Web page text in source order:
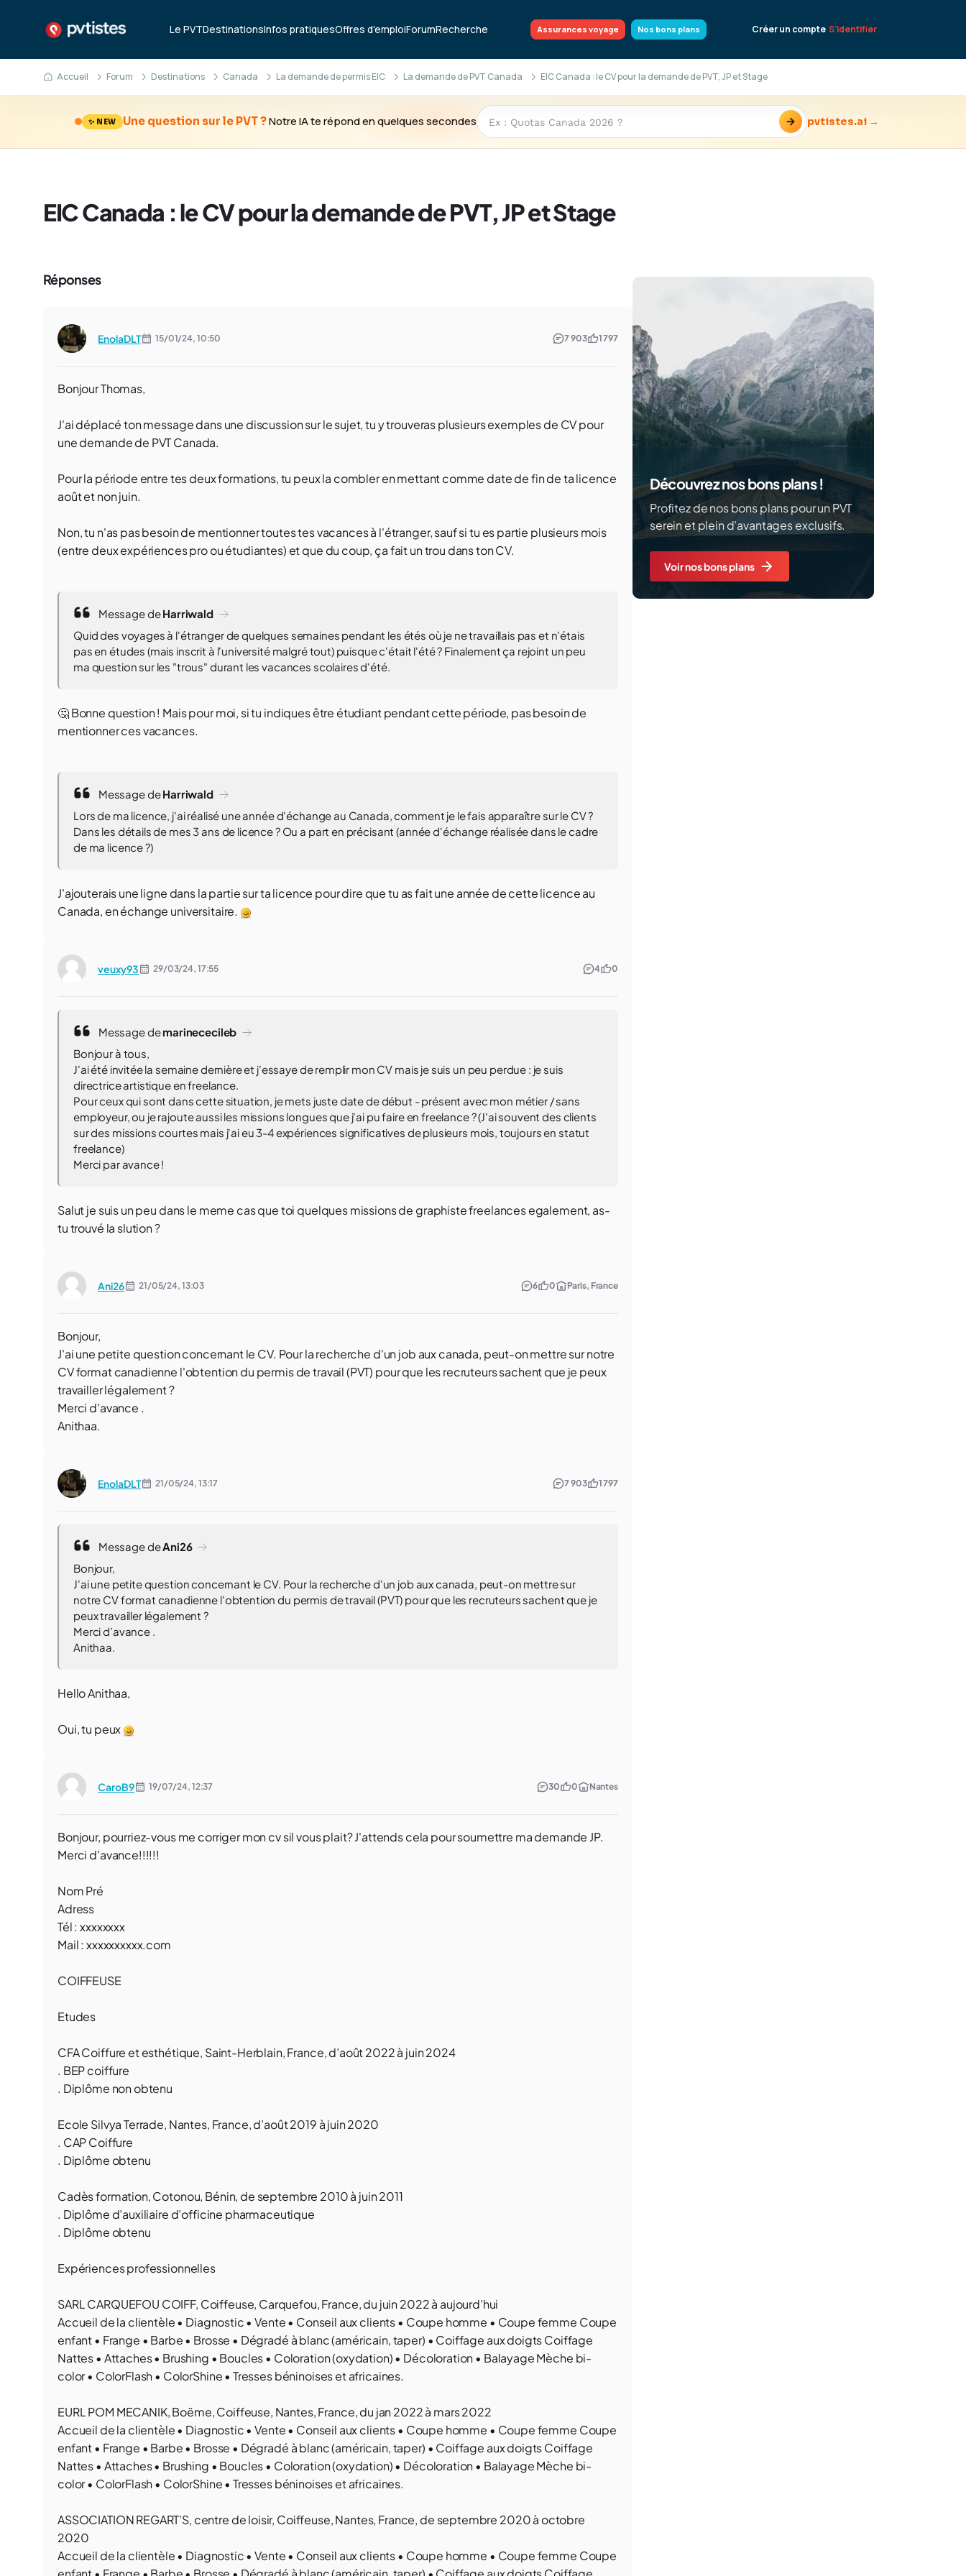
Le PVTDestinationsInfos pratiquesOffres d'emploiForumRecherche Assurances voyage Nos bons plans Créer un compte S'identifier
Accueil Forum Destinations Canada La demande de permis EIC La demande de PVT Canada EIC Canada : le CV pour la demande de PVT, JP et Stage
✨ NEW Une question sur le PVT ?Notre IA te répond en quelques secondes → pvtistes.ai →
EIC Canada : le CV pour la demande de PVT, JP et Stage
Réponses
EnolaDLT 15/01/24, 10:50 7 903 1 797
Bonjour Thomas,
J'ai déplacé ton message dans une discussion sur le sujet, tu y trouveras plusieurs exemples de CV pour
une demande de PVT Canada.
Pour la période entre tes deux formations, tu peux la combler en mettant comme date de fin de ta licence
août et non juin.
Non, tu n'as pas besoin de mentionner toutes tes vacances à l'étranger, sauf si tu es partie plusieurs mois
(entre deux expériences pro ou étudiantes) et que du coup, ça fait un trou dans ton CV.
Message deHarriwald
Quid des voyages à l'étranger de quelques semaines pendant les étés où je ne travaillais pas et n'étais
pas en études (mais inscrit à l'université malgré tout) puisque c'était l'été ? Finalement ça rejoint un peu
ma question sur les "trous" durant les vacances scolaires d'été.
🤔 Bonne question ! Mais pour moi, si tu indiques être étudiant pendant cette période, pas besoin de
mentionner ces vacances.
Message deHarriwald
Lors de ma licence, j'ai réalisé une année d'échange au Canada, comment je le fais apparaître sur le CV ?
Dans les détails de mes 3 ans de licence ? Ou a part en précisant (année d'échange réalisée dans le cadre
de ma licence ?)
J'ajouterais une ligne dans la partie sur ta licence pour dire que tu as fait une année de cette licence au
Canada, en échange universitaire.
veuxy93 29/03/24, 17:55 4 0
Message demarinececileb
Bonjour à tous,
J'ai été invitée la semaine dernière et j'essaye de remplir mon CV mais je suis un peu perdue : je suis
directrice artistique en freelance.
Pour ceux qui sont dans cette situation, je mets juste date de début - présent avec mon métier / sans
employeur, ou je rajoute aussi les missions longues que j'ai pu faire en freelance ? (J'ai souvent des clients
sur des missions courtes mais j'ai eu 3-4 expériences significatives de plusieurs mois, toujours en statut
freelance)
Merci par avance !
Salut je suis un peu dans le meme cas que toi quelques missions de graphiste freelances egalement, as-
tu trouvé la slution ?
Ani26 21/05/24, 13:03 6 0 Paris, France
Bonjour,
J'ai une petite question concernant le CV. Pour la recherche d'un job aux canada, peut-on mettre sur notre
CV format canadienne l'obtention du permis de travail (PVT) pour que les recruteurs sachent que je peux
travailler légalement ?
Merci d'avance .
Anithaa.
EnolaDLT 21/05/24, 13:17 7 903 1 797
Message deAni26
Bonjour,
J'ai une petite question concernant le CV. Pour la recherche d'un job aux canada, peut-on mettre sur
notre CV format canadienne l'obtention du permis de travail (PVT) pour que les recruteurs sachent que je
peux travailler légalement ?
Merci d'avance .
Anithaa.
Hello Anithaa,
Oui, tu peux
CaroB9 19/07/24, 12:37 30 0 Nantes
Bonjour, pourriez-vous me corriger mon cv sil vous plait? J'attends cela pour soumettre ma demande JP.
Merci d'avance!!!!!!
Nom Pré
Adress
Tél : xxxxxxxx
Mail : xxxxxxxxxx.com
COIFFEUSE
Etudes
CFA Coiffure et esthétique, Saint-Herblain, France, d’août 2022 à juin 2024
. BEP coiffure
. Diplôme non obtenu
Ecole Silvya Terrade, Nantes, France, d’août 2019 à juin 2020
. CAP Coiffure
. Diplôme obtenu
Cadès formation, Cotonou, Bénin, de septembre 2010 à juin 2011
. Diplôme d’auxiliaire d’officine pharmaceutique
. Diplôme obtenu
Expériences professionnelles
SARL CARQUEFOU COIFF, Coiffeuse, Carquefou, France, du juin 2022 à aujourd’hui
Accueil de la clientèle • Diagnostic • Vente • Conseil aux clients • Coupe homme • Coupe femme Coupe
enfant • Frange • Barbe • Brosse • Dégradé à blanc (américain, taper) • Coiffage aux doigts Coiffage
Nattes • Attaches • Brushing • Boucles • Coloration (oxydation) • Décoloration • Balayage Mèche bi-
color • ColorFlash • ColorShine • Tresses béninoises et africaines.
EURL POM MECANIK, Boëme, Coiffeuse, Nantes, France, du jan 2022 à mars 2022
Accueil de la clientèle • Diagnostic • Vente • Conseil aux clients • Coupe homme • Coupe femme Coupe
enfant • Frange • Barbe • Brosse • Dégradé à blanc (américain, taper) • Coiffage aux doigts Coiffage
Nattes • Attaches • Brushing • Boucles • Coloration (oxydation) • Décoloration • Balayage Mèche bi-
color • ColorFlash • ColorShine • Tresses béninoises et africaines.
ASSOCIATION REGART’S, centre de loisir, Coiffeuse, Nantes, France, de septembre 2020 à octobre
2020
Accueil de la clientèle • Diagnostic • Vente • Conseil aux clients • Coupe homme • Coupe femme Coupe
Découvrez nos bons plans !
Profitez de nos bons plans pour un PVT
serein et plein d’avantages exclusifs.
Voir nos bons plans